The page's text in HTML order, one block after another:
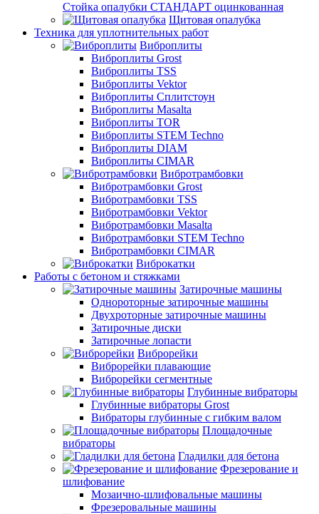
Стойка опалубки СТАНДАРТ оцинкованная
Щитовая опалубка
Техника для уплотнительных работ
Виброплиты
Виброплиты Grost
Виброплиты TSS
Виброплиты Vektor
Виброплиты Сплитстоун
Виброплиты Masalta
Виброплиты TOR
Виброплиты STEM Techno
Виброплиты DIAM
Виброплиты CIMAR
Вибротрамбовки
Вибротрамбовки Grost
Вибротрамбовки TSS
Вибротрамбовки Vektor
Вибротрамбовки Masalta
Вибротрамбовки STEM Techno
Вибротрамбовки CIMAR
Виброкатки
Работы с бетоном и стяжками
Затирочные машины
Однороторные затирочные машины
Двухроторные затирочные машины
Затирочные диски
Затирочные лопасти
Виброрейки
Виброрейки плавающие
Виброрейки сегментные
Глубинные вибраторы
Глубинные вибраторы Grost
Вибраторы глубинные с гибким валом
Площадочные
вибраторы
Гладилки для бетона
Фрезерование и
шлифование
Мозаично-шлифовальные машины
Фрезеровальные машины